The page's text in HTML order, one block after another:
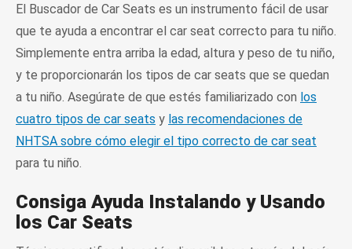
El Buscador de Car Seats es un instrumento fácil de usar
que te ayuda a encontrar el car seat correcto para tu niño.
Simplemente entra arriba la edad, altura y peso de tu niño,
y te proporcionarán los tipos de car seats que se quedan
a tu niño. Asegúrate de que estés familiarizado con los
cuatro tipos de car seats y las recomendaciones de
NHTSA sobre cómo elegir el tipo correcto de car seat
para tu niño.
Consiga Ayuda Instalando y Usando
los Car Seats